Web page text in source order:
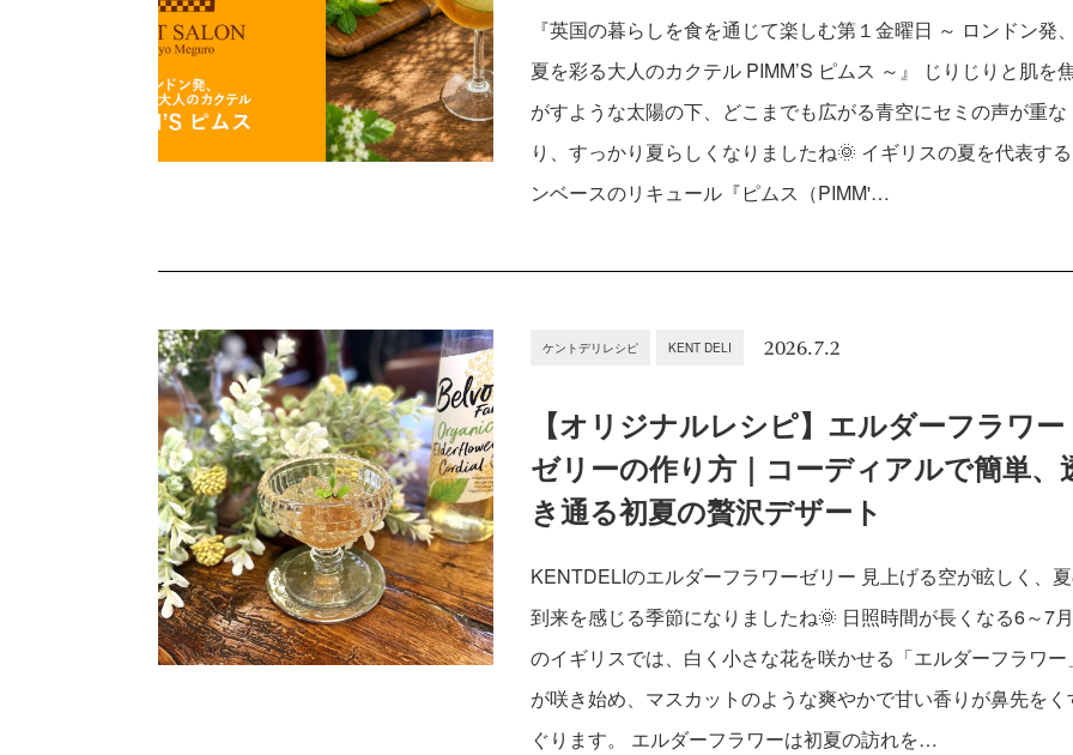
『英国の暮らしを食を通じて楽しむ第１金曜日 ～ ロンドン発、
夏を彩る大人のカクテル PIMM’S ピムス ～』 じりじりと肌を
がすような太陽の下、どこまでも広がる青空にセミの声が重な
り、すっかり夏らしくなりましたね🌞 イギリスの夏を代表す
ンベースのリキュール『ピムス（PIMM'…
ケントデリレシピ KENT DELI 2026.7.2
【オリジナルレシピ】エルダーフラワー
ゼリーの作り方｜コーディアルで簡単、
き通る初夏の贅沢デザート
KENTDELIのエルダーフラワーゼリー 見上げる空が眩しく、
到来を感じる季節になりましたね🌞 日照時間が長くなる6～7月
のイギリスでは、白く小さな花を咲かせる「エルダーフラワー
が咲き始め、マスカットのような爽やかで甘い香りが鼻先をく
ぐります。 エルダーフラワーは初夏の訪れを…